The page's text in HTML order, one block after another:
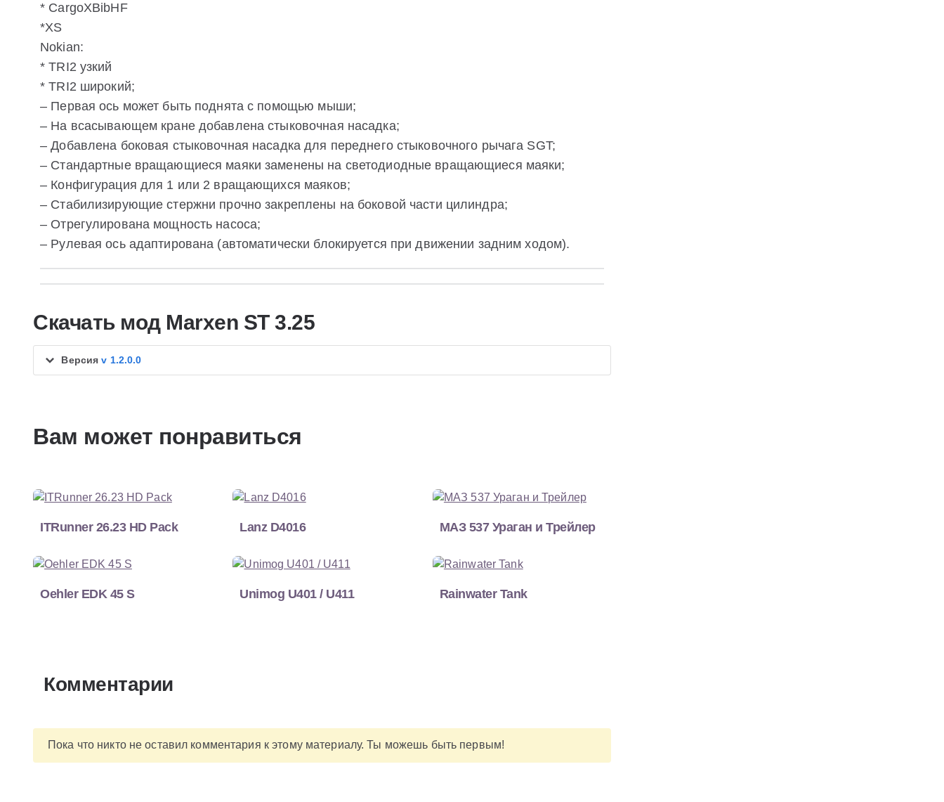
* CargoXBibHF
*XS
Nokian:
* TRI2 узкий
* TRI2 широкий;
– Первая ось может быть поднята с помощью мыши;
– На всасывающем кране добавлена стыковочная насадка;
– Добавлена боковая стыковочная насадка для переднего стыковочного рычага SGT;
– Стандартные вращающиеся маяки заменены на светодиодные вращающиеся маяки;
– Конфигурация для 1 или 2 вращающихся маяков;
– Стабилизирующие стержни прочно закреплены на боковой части цилиндра;
– Отрегулирована мощность насоса;
– Рулевая ось адаптирована (автоматически блокируется при движении задним ходом).
Скачать мод Marxen ST 3.25
Версияv 1.2.0.0
Вам может понравиться
ITRunner 26.23 HD Pack Lanz D4016 МАЗ 537 Ураган и Трейлер
Oehler EDK 45 S Unimog U401 / U411 Rainwater Tank
Комментарии
Пока что никто не оставил комментария к этому материалу. Ты можешь быть первым!